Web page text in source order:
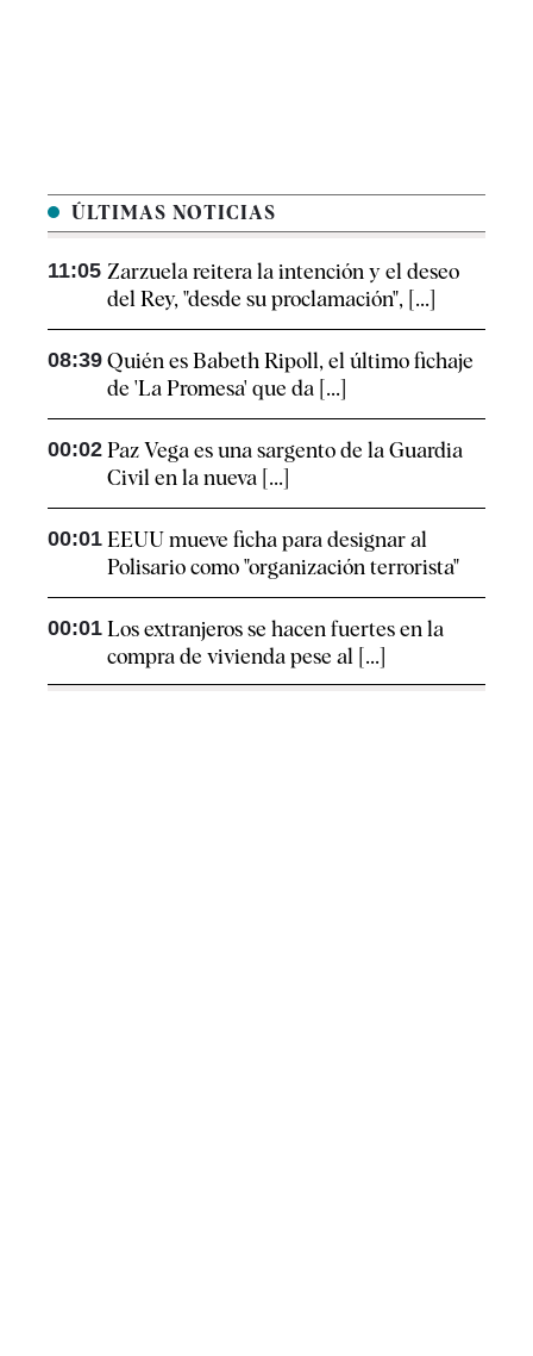
ÚLTIMAS NOTICIAS
11:05 Zarzuela reitera la intención y el deseo
del Rey, "desde su proclamación", [...]
08:39 Quién es Babeth Ripoll, el último fichaje
de 'La Promesa' que da [...]
00:02 Paz Vega es una sargento de la Guardia
Civil en la nueva [...]
00:01 EEUU mueve ficha para designar al
Polisario como "organización terrorista"
00:01 Los extranjeros se hacen fuertes en la
compra de vivienda pese al [...]